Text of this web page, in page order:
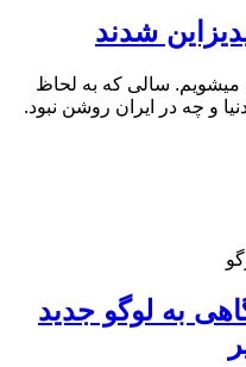
پایانی 2022 نزدیک میشویم. سالی که به لحاظ
و چه در ایران روشن نبود.
به لوگو جدید